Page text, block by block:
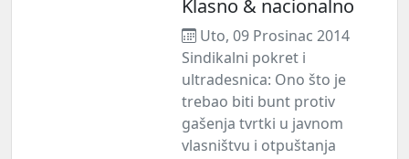
Klasno & nacionalno
Uto, 09 Prosinac 2014
Sindikalni pokret i
ultradesnica: Ono što je
trebao biti bunt protiv
gašenja tvrtki u javnom
vlasništvu i otpuštanja